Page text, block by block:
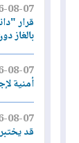
08-07
قرار
بالغاز
08-07
أمنية
08-07
قد